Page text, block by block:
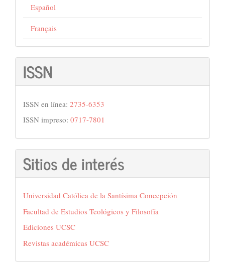
Español
Français
ISSN
ISSN en línea: 2735-6353
ISSN impreso: 0717-7801
Sitios de interés
Universidad Católica de la Santísima Concepción
Facultad de Estudios Teológicos y Filosofía
Ediciones UCSC
Revistas académicas UCSC